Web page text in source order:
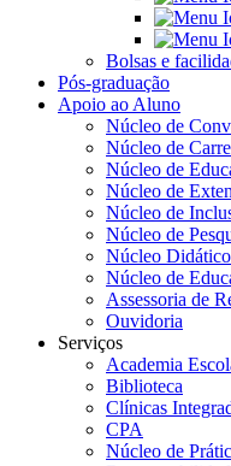
Bolsas e
Pós-graduação
Apoio ao Aluno
Núcleo de
Núcleo de
Núcleo de
Núcleo de
Núcleo de
Núcleo de
Núcleo
Núcleo de
Assessoria de
Ouvidoria
Serviços
Academia
Biblioteca
Clínicas
CPA
Núcleo de